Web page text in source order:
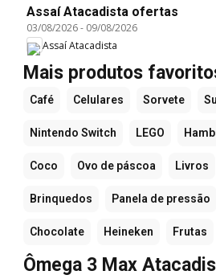
Assaí Atacadista ofertas
03/08/2026- 09/08/2026
Assaí Atacadista
Mais produtos
Café Celulares Sorvete
Nintendo Switch LEGO
Coco Ovo de páscoa Livros
Brinquedos Panela de pressão
Chocolate Heineken Frutas
Ômega 3 Max